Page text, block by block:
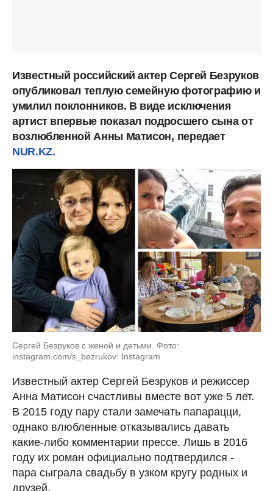
Известный российский актер Сергей Безруков
опубликовал теплую семейную фотографию и
умилил поклонников. В виде исключения
артист впервые показал подросшего сына от
возлюбленной Анны Матисон, передает
NUR.KZ.
Сергей Безруков с женой и детьми. Фото:
instagram.com/s_bezrukov: Instagram
Известный актер Сергей Безруков и режиссер
Анна Матисон счастливы вместе вот уже 5 лет.
В 2015 году пару стали замечать папарацци,
однако влюбленные отказывались давать
какие-либо комментарии прессе. Лишь в 2016
году их роман официально подтвердился -
пара сыграла свадьбу в узком кругу родных и
друзей.